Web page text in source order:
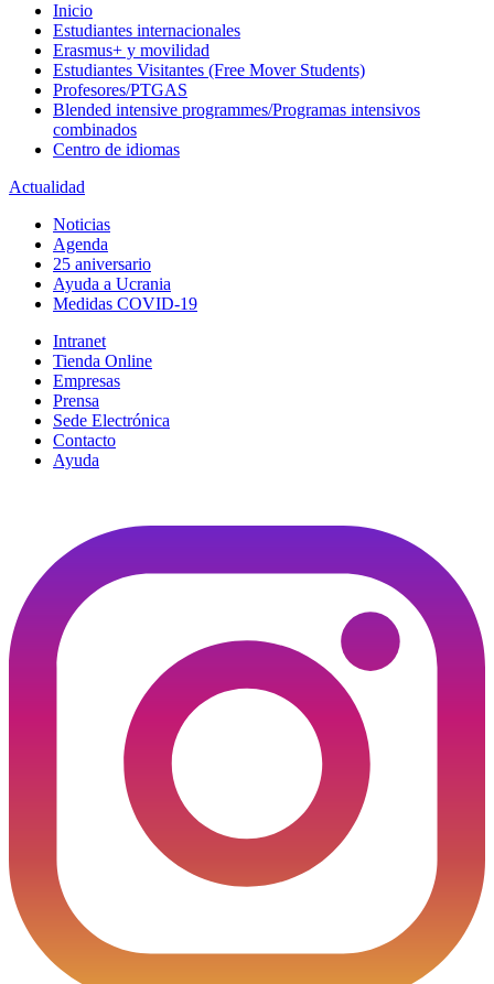
Inicio
Estudiantes internacionales
Erasmus+ y movilidad
Estudiantes Visitantes (Free Mover Students)
Profesores/PTGAS
Blended intensive programmes/Programas intensivos
combinados
Centro de idiomas
Actualidad
Noticias
Agenda
25 aniversario
Ayuda a Ucrania
Medidas COVID-19
Intranet
Tienda Online
Empresas
Prensa
Sede Electrónica
Contacto
Ayuda